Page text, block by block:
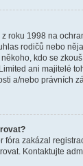
z roku 1998 na
rodičů nebo
kdo se
ani majitelé
a/nebo právních
fóra zakázal
Kontaktujte